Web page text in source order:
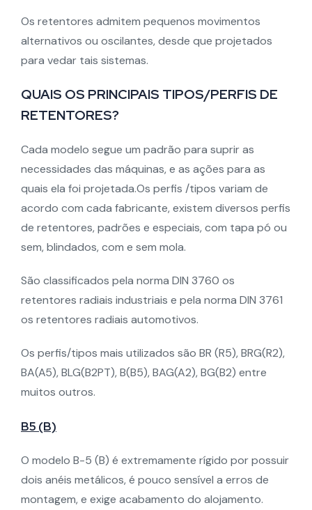
Os retentores admitem pequenos movimentos
alternativos ou oscilantes, desde que projetados
para vedar tais sistemas.
QUAIS OS PRINCIPAIS TIPOS/PERFIS DE
RETENTORES?
Cada modelo segue um padrão para suprir as
necessidades das máquinas, e as ações para as
quais ela foi projetada.Os perfis /tipos variam de
acordo com cada fabricante, existem diversos perfis
de retentores, padrões e especiais, com tapa pó ou
sem, blindados, com e sem mola.
São classificados pela norma DIN 3760 os
retentores radiais industriais e pela norma DIN 3761
os retentores radiais automotivos.
Os perfis/tipos mais utilizados são BR (R5), BRG(R2),
BA(A5), BLG(B2PT), B(B5), BAG(A2), BG(B2) entre
muitos outros.
B5 (B)
O modelo B-5 (B) é extremamente rígido por possuir
dois anéis metálicos, é pouco sensível a erros de
montagem, e exige acabamento do alojamento.